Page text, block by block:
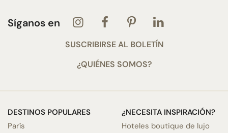
Síganos en
SUSCRIBIRSE AL BOLETÍN
¿QUIÉNES SOMOS?
DESTINOS POPULARES
París
¿NECESITA INSPIRACIÓN?
Hoteles boutique de lujo